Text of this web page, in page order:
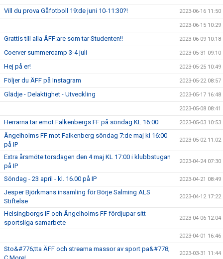
Vill du prova Gåfotboll 19:de juni 10-11:30?! 2023-06-16 11:50
2023-06-15 10:29
Grattis till alla ÄFF:are som tar Studenten!! 2023-06-09 10:18
Coerver summercamp 3-4 juli 2023-05-31 09:10
Hej på er! 2023-05-25 10:49
Följer du ÄFF på Instagram 2023-05-22 08:57
Glädje - Delaktighet - Utveckling 2023-05-17 16:48
2023-05-08 08:41
Herrarna tar emot Falkenbergs FF på söndag KL 16:00 2023-05-03 10:53
Ängelholms FF mot Falkenberg söndag 7:de maj kl 16:00
på IP
2023-05-02 11:02
Extra årsmöte torsdagen den 4 maj KL 17:00 i klubbstugan
på IP
2023-04-24 07:30
Söndag - 23 april - kl. 16.00 på IP 2023-04-21 08:49
Jesper Björkmans insamling för Börje Salming ALS
Stiftelse
2023-04-12 17:22
Helsingborgs IF och Ängelholms FF fördjupar sitt
sportsliga samarbete
2023-04-06 12:04
2023-04-01 16:46
Sto&#776;tta ÄFF och streama massor av sport pa&#778;
2023-03-31 11:44